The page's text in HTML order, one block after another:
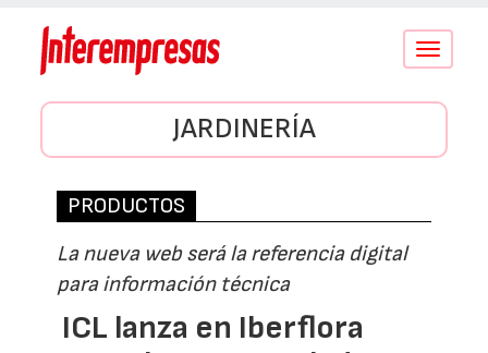
Conmutar
JARDINERÍA
PRODUCTOS
La nueva web será la referencia digital
para información técnica
ICL lanza en Iberflora